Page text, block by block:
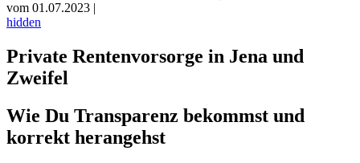
vom 01.07.2023 |
hidden
Private Rentenvorsorge in Jena und
Zweifel
Wie Du Transparenz bekommst und
korrekt herangehst